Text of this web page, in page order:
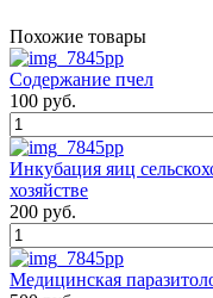
Похожие товары
Содержание пчел
100 руб.
Инкубация яиц
хозяйстве
200 руб.
Медицинская